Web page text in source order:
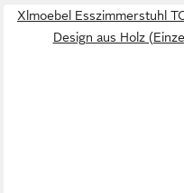
Xlmoebel Esszimmerstuhl
Design aus Holz